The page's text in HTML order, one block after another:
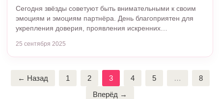
Сегодня звёзды советуют быть внимательными к своим
эмоциям и эмоциям партнёра. День благоприятен для
укрепления доверия, проявления искренних…
25 сентября 2025
Пагинация
записей
← Назад 1 2 3 4 5 …
8
Вперёд →